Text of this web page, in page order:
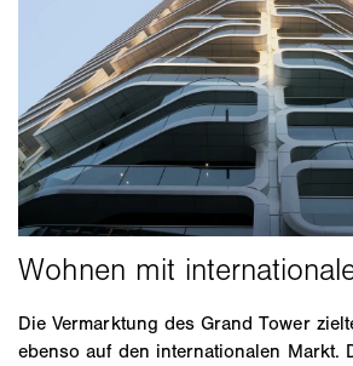
Die Vermarktung des Grand Tower
ebenso auf den internationalen Markt.